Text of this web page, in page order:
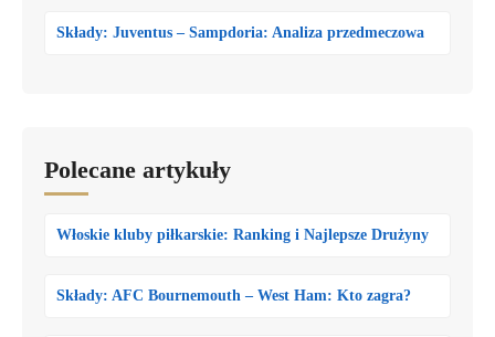
Składy: Juventus – Sampdoria: Analiza przedmeczowa
Polecane artykuły
Włoskie kluby piłkarskie: Ranking i Najlepsze Drużyny
Składy: AFC Bournemouth – West Ham: Kto zagra?